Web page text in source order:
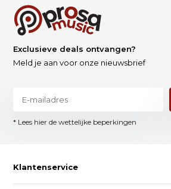
Exclusieve deals ontvangen?
Meld je aan voor onze nieuwsbrief
* Lees hier de wettelijke beperkingen
Klantenservice